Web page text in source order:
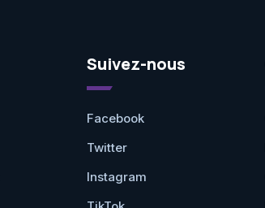
Suivez-nous
Facebook
Twitter
Instagram